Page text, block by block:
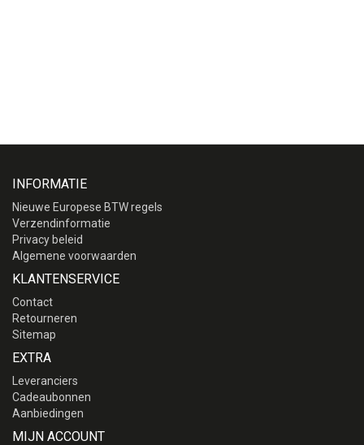
INFORMATIE
Nieuwe Europese BTW regels
Verzendinformatie
Privacy beleid
Algemene voorwaarden
KLANTENSERVICE
Contact
Retourneren
Sitemap
EXTRA
Leveranciers
Cadeaubonnen
Aanbiedingen
MIJN ACCOUNT